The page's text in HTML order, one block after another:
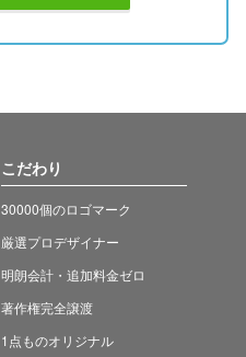
こだわり
30000個のロゴマーク
厳選プロデザイナー
明朗会計・追加料金ゼロ
著作権完全譲渡
1点ものオリジナル